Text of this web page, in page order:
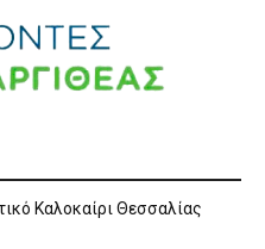
Καλοκαίρι Θεσσαλίας